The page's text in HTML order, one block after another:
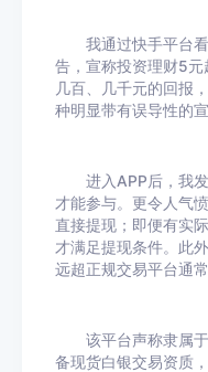
我通过快手平台看
告，宣称投资理财5
几百、几千元的回报
种明显带有误导性的
进入APP后，我发
才能参与。更令人气
直接提现；即便有实
才满足提现条件。此
远超正规交易平台通
该平台声称隶属于“
备现货白银交易资质